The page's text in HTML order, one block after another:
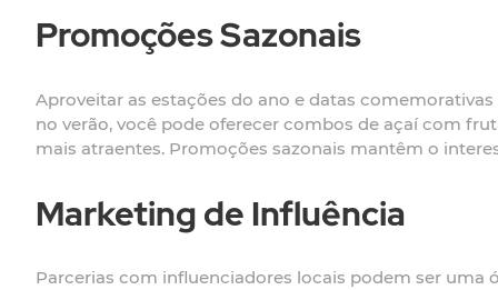
Promoções Sazonais
Aproveitar as estações do ano e datas
no verão, você pode oferecer combos de açaí com
mais atraentes. Promoções sazonais mantêm o
Marketing de Influência
Parcerias com influenciadores locais podem ser